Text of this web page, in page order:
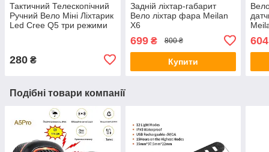
Тактичний Телескопічний
Ручний Вело Міні Ліхтарик
Led Cree Q5 три режими
280 ₴
Задній ліхтар-габарит
Вело ліхтар фара Meilan
X6
699₴ 800 ₴
Купити
604
Подібні товари компанії